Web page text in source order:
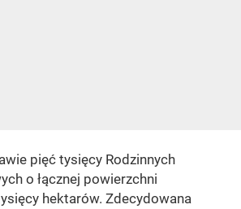
pięć tysięcy Rodzinnych
o łącznej powierzchni
hektarów. Zdecydowana